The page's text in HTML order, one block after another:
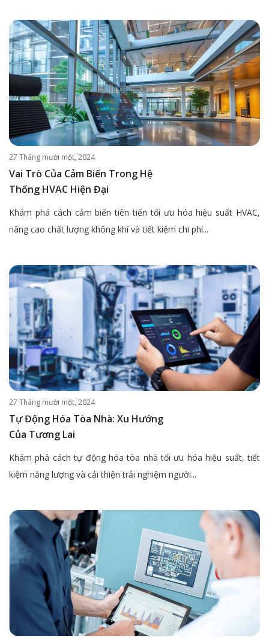
27 Tháng mười một, 2024
Vai Trò Của Cảm Biến Trong Hệ
Thống HVAC Hiện Đại
Khám phá cách cảm biến tiên tiến tối ưu hóa hiệu suất HVAC,
nâng cao chất lượng không khí và tiết kiệm chi phí...
27 Tháng mười một, 2024
Tự Động Hóa Tòa Nhà: Xu Hướng
Của Tương Lai
Khám phá cách tự động hóa tòa nhà tối ưu hóa hiệu suất, tiết
kiệm năng lượng và cải thiện trải nghiệm người...